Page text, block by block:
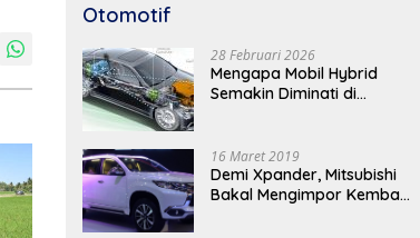
Otomotif
28 Februari 2026
Mengapa Mobil Hybrid
Semakin Diminati di
16 Maret 2019
Demi Xpander, Mitsubishi
Bakal Mengimpor Kembali